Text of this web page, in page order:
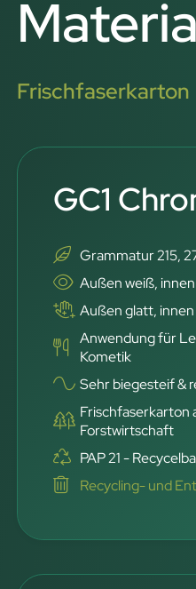
Frischfaserkarton
GC1
Grammatur 215,
Außen weiß,
Außen glatt,
Anwendung für
Kometik
Sehr biegesteif &
Frischfaserkarton
Forstwirtschaft
PAP 21 -
Recycling- und